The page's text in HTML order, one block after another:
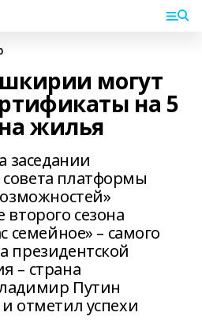
могут
на 5
жилья
заседании
платформы
сезона
семейное» – самого
президентской
– страна
Путин
отметил успехи